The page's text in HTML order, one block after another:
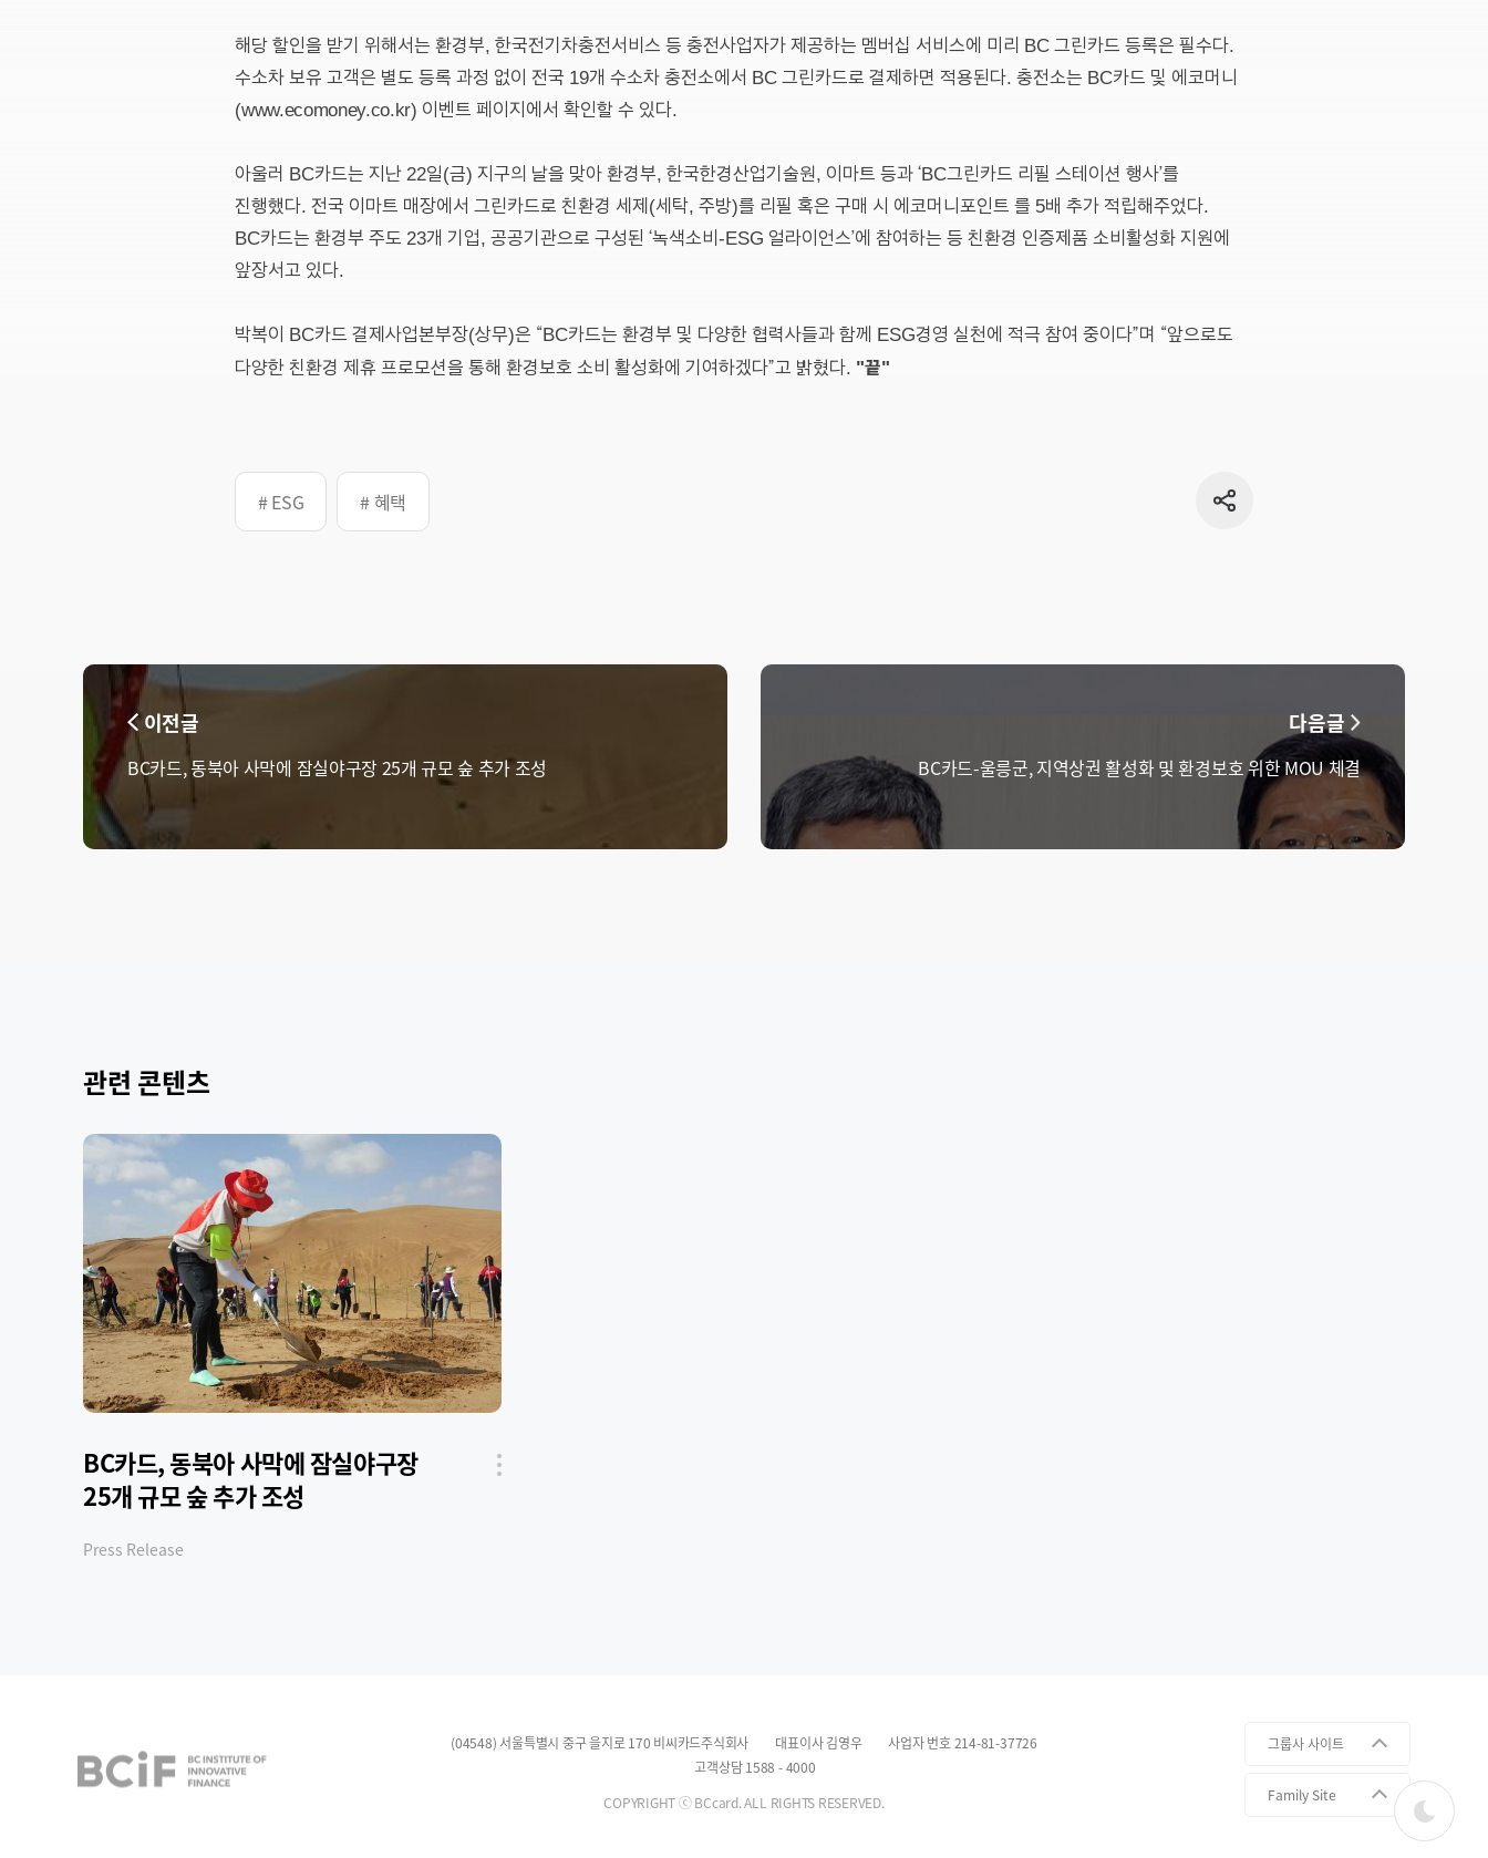
해당 할인을 받기 위해서는 환경부, 한국전기차충전서비스 등 충전사업자가 제공하는 멤버십 서비스에 미리 BC 그린카드 등록은 필수다.
수소차 보유 고객은 별도 등록 과정 없이 전국 19개 수소차 충전소에서 BC 그린카드로 결제하면 적용된다. 충전소는 BC카드 및 에코머니
(www.ecomoney.co.kr) 이벤트 페이지에서 확인할 수 있다.
아울러 BC카드는 지난 22일(금) 지구의 날을 맞아 환경부, 한국한경산업기술원, 이마트 등과 ‘BC그린카드 리필 스테이션 행사’를
진행했다. 전국 이마트 매장에서 그린카드로 친환경 세제(세탁, 주방)를 리필 혹은 구매 시 에코머니포인트 를 5배 추가 적립해주었다.
BC카드는 환경부 주도 23개 기업, 공공기관으로 구성된 ‘녹색소비-ESG 얼라이언스’에 참여하는 등 친환경 인증제품 소비활성화 지원에
앞장서고 있다.
박복이 BC카드 결제사업본부장(상무)은 “BC카드는 환경부 및 다양한 협력사들과 함께 ESG경영 실천에 적극 참여 중이다”며 “앞으로도
다양한 친환경 제휴 프로모션을 통해 환경보호 소비 활성화에 기여하겠다”고 밝혔다. "끝"
# ESG # 혜택
공유
이전글
BC카드, 동북아 사막에 잠실야구장 25개 규모 숲 추가 조성
다음글
BC카드-울릉군, 지역상권 활성화 및 환경보호 위한 MOU 체결
관련 콘텐츠
BC카드, 동북아 사막에 잠실야구장
25개 규모 숲 추가 조성
Press Release
BCIF
(04548) 서울특별시 중구 을지로 170 비씨카드주식회사 대표이사 김영우
사업자 번호 214-81-37726
고객상담 1588 - 4000
COPYRIGHT ⓒ BCcard. ALL RIGHTS RESERVED.
다크모드